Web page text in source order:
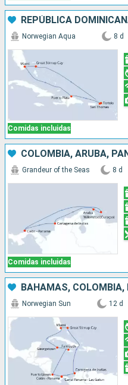
Comidas incluidas
Norwegian Aqua 8 d
COLOMBIA, ARUBA,
Comidas incluidas
Grandeur of the Seas 8 d
Norwegian Sun 12 d